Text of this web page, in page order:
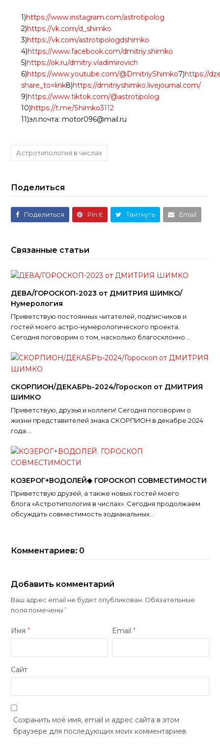
1)https://www.instagram.com/astrotipolog
2)https://vk.com/d_shimko
3)https://vk.com/astrotipologdshimko
4)https://www.facebook.com/dmitriy.shimko
5)https://ok.ru/dmitry.vladimirovich
6)https://www.youtube.com/@DmitriyShimko7)https://
share_to=link8)https://dmitriyshimko.livejournal.com/
9)https://www.tiktok.com/@astrotipolog
10)https://t.me/Shimko3112
11)эл.почта: motor096@mail.ru
Астротипология в числах
Поделиться
Поделиться Pin It Твитнуть Email
Связанные статьи
ДЕВА/ГОРОСКОП-2023 от ДМИТРИЯ ШИМКО/
Нумерология
Приветствую постоянных читателей, подписчиков и
гостей моего астро-нумерологического проекта.
Сегодня поговорим о том, насколько благосклонно…
СКОРПИОН/ДЕКАБРЬ-2024/Гороскоп от ДМИТРИЯ
ШИМКО
Приветствую, друзья и коллеги! Сегодня поговорим о
жизни представителей знака СКОРПИОН в декабре 2024
года.…
КОЗЕРОГ+ВОДОЛЕЙ◈ ГОРОСКОП СОВМЕСТИМОСТИ
Приветствую друзей, а также новых гостей моего
блога «Астротипология в числах». Сегодня продолжаем
обсуждать совместимость зодиакальных…
Комментариев: 0
Добавить комментарий
Ваш адрес email не будет опубликован. Обязательные
поля помечены*
Имя* Email*
Сайт
Сохранить моё имя, email и адрес сайта в этом
браузере для последующих моих комментариев.